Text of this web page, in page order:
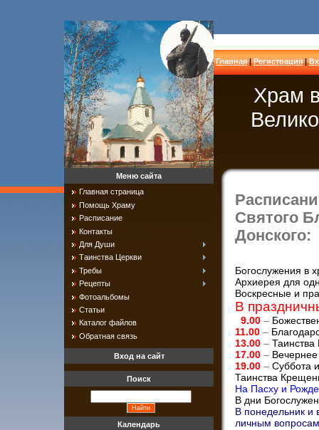
Главная|Регистрация|
Храм
Святого
Донского:
Богослужения в
Архиерея для
Воскресные и
В
9.00 –
11.00 –
13.00 –
17.00 –
19.00 – Суббота
Таинства
На Пасху и
В дни
В понедельник и
личным
Меню сайта
Главная страница
Помощь Храму
Расписание
Контакты
Для Души
Таинства Церкви
Требы
Рецепты
Фотоальбомы
Статьи
Каталог файлов
Обратная связь
Вход на сайт
Поиск
Календарь